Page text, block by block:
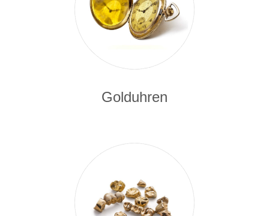
Golduhren